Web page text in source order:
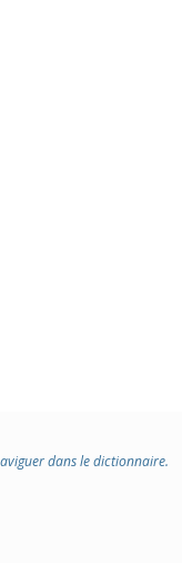
dans le dictionnaire.